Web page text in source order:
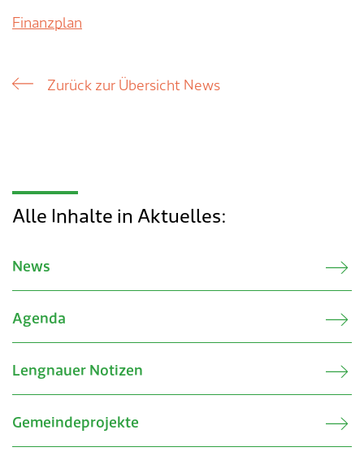
Finanzplan
Zurück zur Übersicht News
Alle Inhalte in Aktuelles:
News
Agenda
Lengnauer Notizen
Gemeindeprojekte